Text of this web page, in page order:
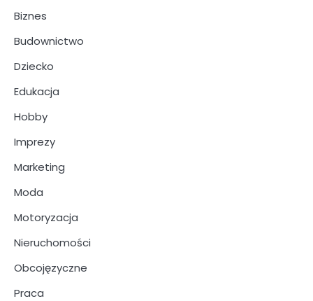
Biznes
Budownictwo
Dziecko
Edukacja
Hobby
Imprezy
Marketing
Moda
Motoryzacja
Nieruchomości
Obcojęzyczne
Praca